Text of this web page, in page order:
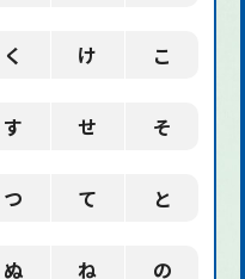
く け こ
す せ そ
つ て と
ぬ ね の